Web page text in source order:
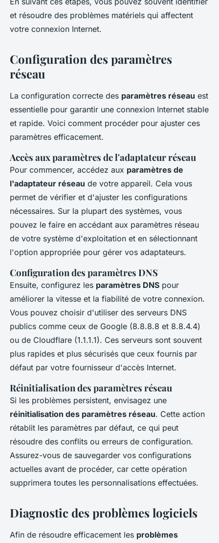
et résoudre des problèmes matériels qui affectent
votre connexion Internet.
Configuration des paramètres
réseau
La configuration correcte des paramètres réseau est
essentielle pour garantir une connexion Internet stable
et rapide. Voici comment procéder pour ajuster ces
paramètres efficacement.
Accès aux paramètres de l'adaptateur réseau
Pour commencer, accédez aux paramètres de
l'adaptateur réseau de votre appareil. Cela vous
permet de vérifier et d'ajuster les configurations
nécessaires. Sur la plupart des systèmes, vous
pouvez le faire en accédant aux paramètres réseau
de votre système d'exploitation et en sélectionnant
l'option appropriée pour gérer vos adaptateurs.
Configuration des paramètres DNS
Ensuite, configurez les paramètres DNS pour
améliorer la vitesse et la fiabilité de votre connexion.
Vous pouvez choisir d'utiliser des serveurs DNS
publics comme ceux de Google (8.8.8.8 et 8.8.4.4)
ou de Cloudflare (1.1.1.1). Ces serveurs sont souvent
plus rapides et plus sécurisés que ceux fournis par
défaut par votre fournisseur d'accès Internet.
Réinitialisation des paramètres réseau
Si les problèmes persistent, envisagez une
réinitialisation des paramètres réseau. Cette action
rétablit les paramètres par défaut, ce qui peut
résoudre des conflits ou erreurs de configuration.
Assurez-vous de sauvegarder vos configurations
actuelles avant de procéder, car cette opération
supprimera toutes les personnalisations effectuées.
Diagnostic des problèmes logiciels
Afin de résoudre efficacement les problèmes